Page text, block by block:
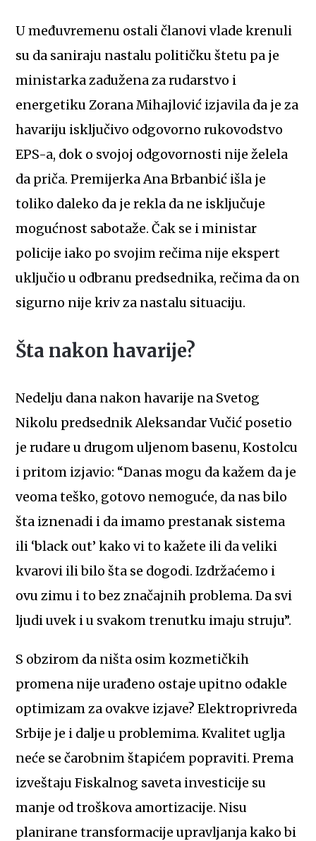
U međuvremenu ostali članovi vlade krenuli
su da saniraju nastalu političku štetu pa je
ministarka zadužena za rudarstvo i
energetiku Zorana Mihajlović izjavila da je za
havariju isključivo odgovorno rukovodstvo
EPS-a, dok o svojoj odgovornosti nije želela
da priča. Premijerka Ana Brbanbić išla je
toliko daleko da je rekla da ne isključuje
mogućnost sabotaže. Čak se i ministar
policije iako po svojim rečima nije ekspert
uključio u odbranu predsednika, rečima da on
sigurno nije kriv za nastalu situaciju.
Šta nakon havarije?
Nedelju dana nakon havarije na Svetog
Nikolu predsednik Aleksandar Vučić posetio
je rudare u drugom uljenom basenu, Kostolcu
i pritom izjavio: “Danas mogu da kažem da je
veoma teško, gotovo nemoguće, da nas bilo
šta iznenadi i da imamo prestanak sistema
ili ‘black out’ kako vi to kažete ili da veliki
kvarovi ili bilo šta se dogodi. Izdržaćemo i
ovu zimu i to bez značajnih problema. Da svi
ljudi uvek i u svakom trenutku imaju struju”.
S obzirom da ništa osim kozmetičkih
promena nije urađeno ostaje upitno odakle
optimizam za ovakve izjave? Elektroprivreda
Srbije je i dalje u problemima. Kvalitet uglja
neće se čarobnim štapićem popraviti. Prema
izveštaju Fiskalnog saveta investicije su
manje od troškova amortizacije. Nisu
planirane transformacije upravljanja kako bi